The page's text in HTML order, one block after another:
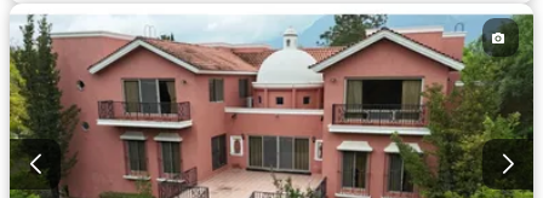
Parcialmente amueblado